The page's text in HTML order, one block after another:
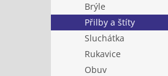
Brýle
Přilby a štíty
Sluchátka
Rukavice
Obuv